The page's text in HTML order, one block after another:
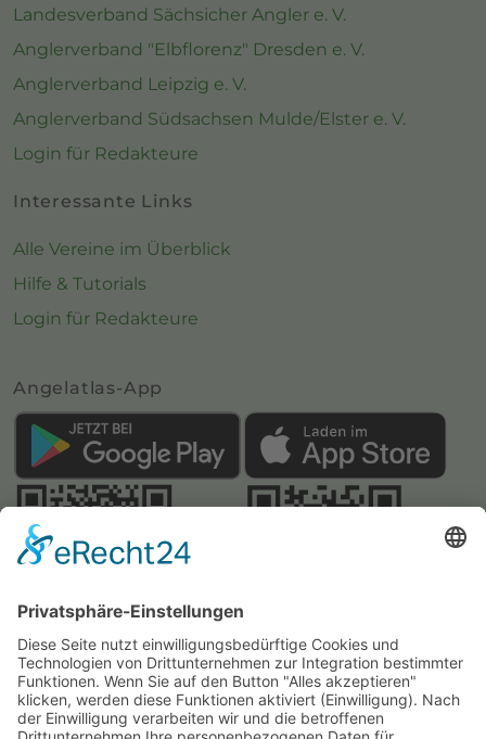
Landesverband Sächsicher Angler e. V.
Anglerverband "Elbflorenz" Dresden e. V.
Anglerverband Leipzig e. V.
Anglerverband Südsachsen Mulde/Elster e. V.
Login für Redakteure
Interessante Links
Alle Vereine im Überblick
Hilfe & Tutorials
Login für Redakteure
Angelatlas-App
Webseite:Angelatlas Sachsen